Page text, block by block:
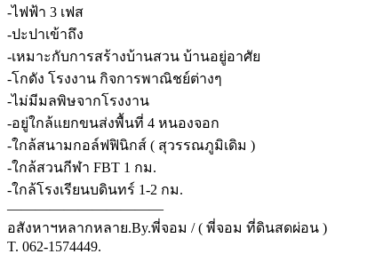
-ไฟฟ้า 3 เฟส
-ปะปาเข้าถึง
-เหมาะกับการสร้างบ้านสวน บ้านอยู่อาศัย
-โกดัง โรงงาน กิจการพาณิชย์ต่างๆ
-ไม่มีมลพิษจากโรงงาน
-อยู่ใกล้แยกขนส่งพื้นที่ 4 หนองจอก
-ใกล้สนามกอล์ฟฟินิกส์ ( สุวรรณภูมิเดิม )
-ใกล้สวนกีฬา FBT 1 กม.
-ใกล้โรงเรียนบดินทร์ 1-2 กม.
———————————
อสังหาฯหลากหลาย.By.พี่จอม / ( พี่จอม ที่ดินสดผ่อน )
T. 062-1574449.